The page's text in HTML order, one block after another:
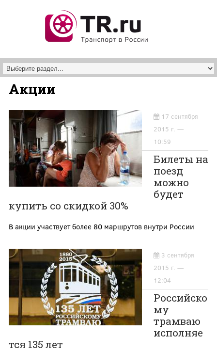
Акции
17 сентября
2015 г. —
10:59
Билеты на
поезд
можно
будет
купить со скидкой 30%
В акции участвует более 80 маршрутов внутри России
3 сентября
2015 г. —
12:04
Российско
му
трамваю
исполняе
тся 135 лет